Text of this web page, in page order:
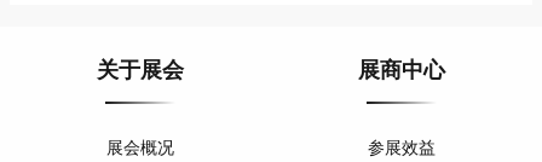
关于展会
展会概况
展商中心
参展效益